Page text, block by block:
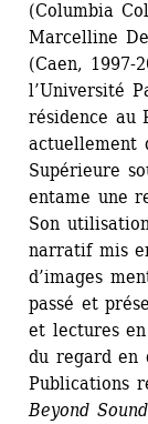
(Columbia
Marcelline
(Caen, 1997-
l’Université
résidence au
actuellement
Supérieure
entame une
Son
narratif mis
d’images
passé et
et lectures
du regard en
Publications
Beyond